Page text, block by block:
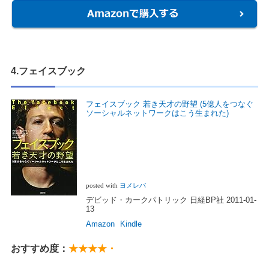
4.フェイスブック
フェイスブック 若き天才の野望 (5億人をつなぐ
ソーシャルネットワークはこう生まれた)
posted with ヨメレバ
デビッド・カークパトリック 日経BP社 2011-01-
13
Amazon
Kindle
おすすめ度： ★★★★・